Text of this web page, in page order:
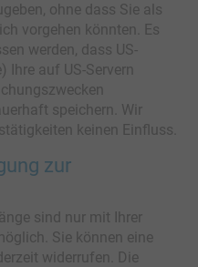
ohne dass Sie als
vorgehen könnten. Es
werden, dass US-
Ihre auf US-Servern
speichern. Wir
keinen Einfluss.
zur
sind nur mit Ihrer
Sie können eine
widerrufen. Die